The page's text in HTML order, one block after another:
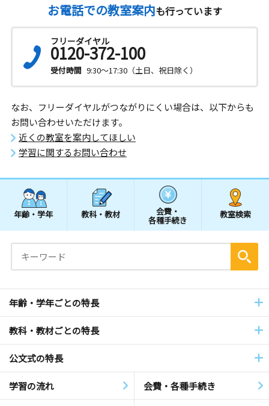
お電話での教室案内も行っています
フリーダイヤル
0120-372-100
受付時間 9:30～17:30（土日、祝日除く）
なお、フリーダイヤルがつながりにくい場合は、以下からも
お問い合わせいただけます。
近くの教室を案内してほしい
学習に関するお問い合わせ
年齢・学年 教科・教材 会費・
各種手続き
教室検索
年齢・学年ごとの特長
教科・教材ごとの特長
公文式の特長
学習の流れ 会費・各種手続き